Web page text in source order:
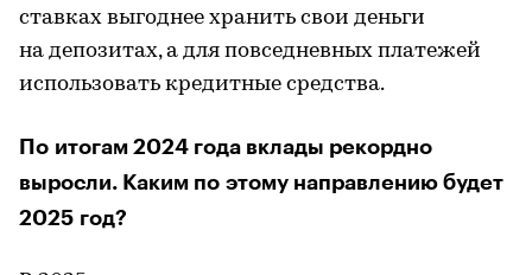
ставках выгоднее хранить свои деньги
на депозитах, а для повседневных платежей
использовать кредитные средства.
По итогам 2024 года вклады рекордно
выросли. Каким по этому направлению будет
2025 год?